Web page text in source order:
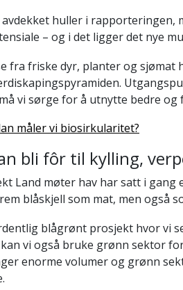
huller i
– og i det ligger det nye
fra friske dyr, planter og
vi sørge for å utnytte bedre
måler vi biosirkularitet?
bli fôr til kylling,
Land møter hav har satt i gang
blåskjell som mat, men også
blågrønt prosjekt hvor vi
vi også bruke grønn sektor
enorme volumer og grønn